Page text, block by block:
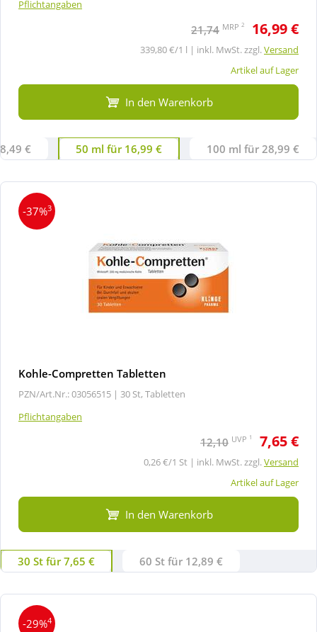
Pflichtangaben
21,74 MRP 2 16,99 €
339,80 €/1 l | inkl. MwSt. zzgl.Versand
Artikel auf Lager
In den Warenkorb
€ 50 ml für 16,99 € 100 ml für 28,99 €
-37%3
Kohle-Compretten Tabletten
PZN/Art.Nr.: 03056515 | 30 St, Tabletten
Pflichtangaben
12,10 UVP 1 7,65 €
0,26 €/1 St | inkl. MwSt. zzgl.Versand
Artikel auf Lager
In den Warenkorb
30 St für 7,65 € 60 St für 12,89 €
-29%4